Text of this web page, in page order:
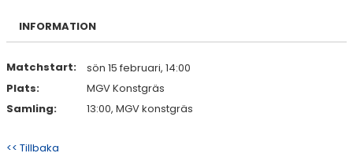
KONTAKT
INFORMATION
Matchstart:
sön 15 februari, 14:00
Plats:
MGV Konstgräs
Samling:
13:00, MGV konstgräs
<< Tillbaka